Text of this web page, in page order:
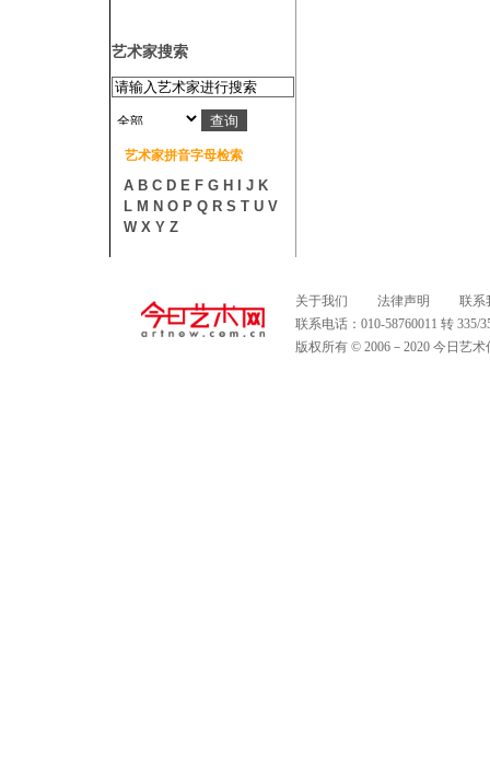
艺术家搜索
艺术家拼音字母检索
A B C D E F G H J K
L M N O P Q R S T U V
W X Y Z
关于我们 法律声明
联系
联系电话：010-58760011 转
版权所有 © 2006－2020 今日艺